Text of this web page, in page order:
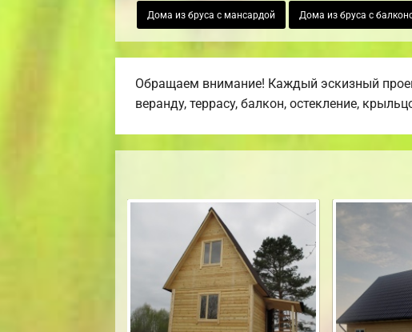
Дома из бруса с мансардой Дома из бруса с
Обращаем внимание! Каждый эскизный
веранду, террасу, балкон, остекление,